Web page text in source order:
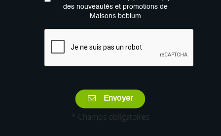
des nouveautés et promotions de
Maisons bebium
Envoyer
* Champs obligatoires